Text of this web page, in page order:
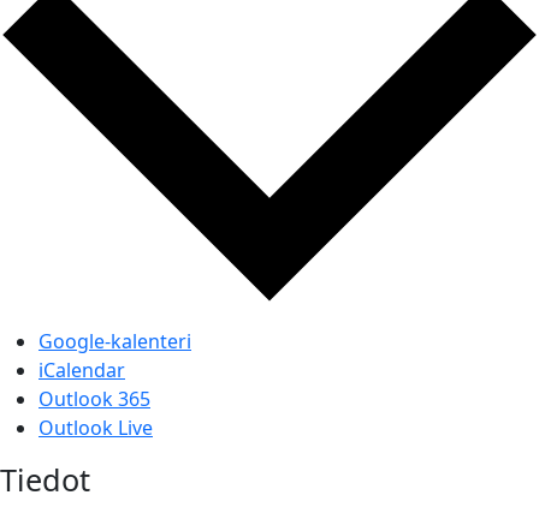
Google-kalenteri
iCalendar
Outlook 365
Outlook Live
Tiedot